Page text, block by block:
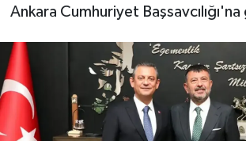
Ankara Cumhuriyet
Magazin
Politika